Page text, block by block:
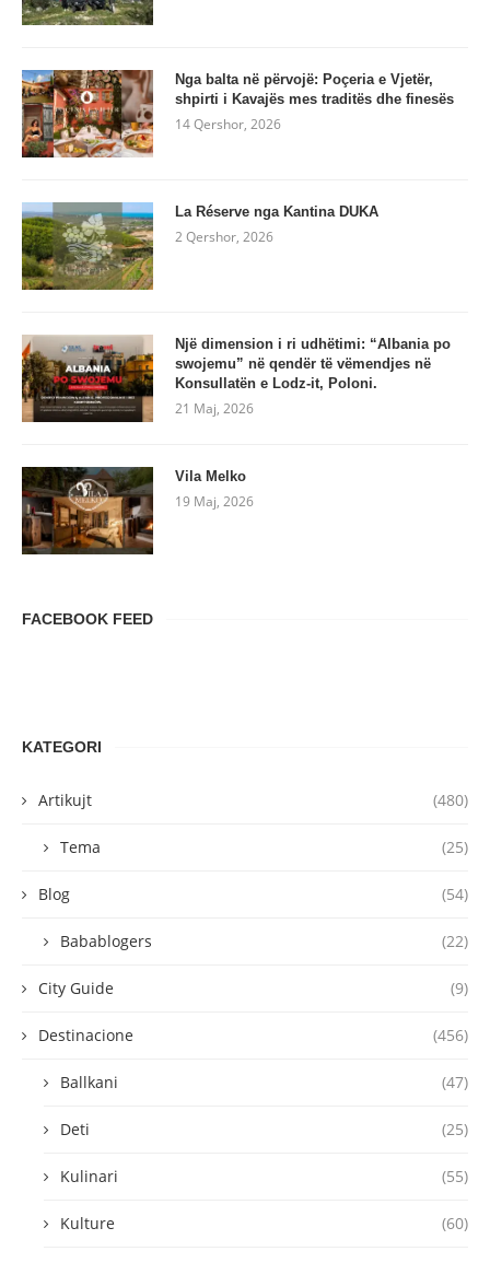
Nga balta në përvojë: Poçeria e Vjetër,
shpirti i Kavajës mes traditës dhe finesës
14 Qershor, 2026
La Réserve nga Kantina DUKA
2 Qershor, 2026
Një dimension i ri udhëtimi: “Albania po
swojemu” në qendër të vëmendjes në
Konsullatën e Lodz-it, Poloni.
21 Maj, 2026
Vila Melko
19 Maj, 2026
FACEBOOK FEED
KATEGORI
Artikujt (480)
Tema (25)
Blog (54)
Babablogers (22)
City Guide (9)
Destinacione (456)
Ballkani (47)
Deti (25)
Kulinari (55)
Kulture (60)